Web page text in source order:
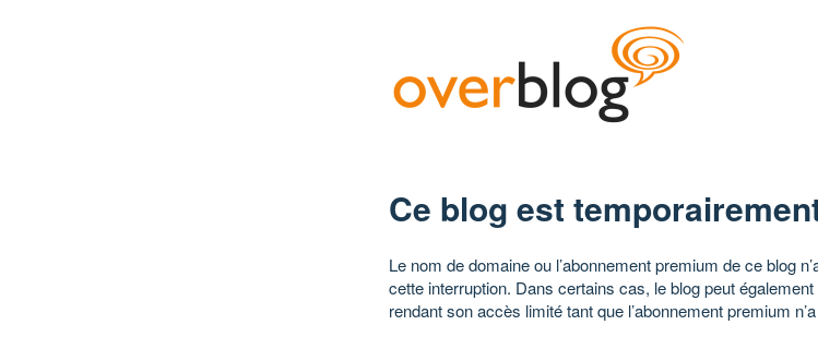
Ce blog est
Le nom de domaine ou l’abonnement premium de ce blog
cette interruption. Dans certains cas, le blog peut
rendant son accès limité tant que l’abonnement premium